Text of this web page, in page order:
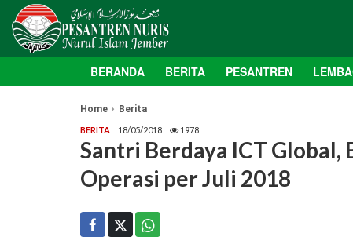
BERANDA BERITA PESANTREN
Home Berita
BERITA 18/05/2018 1978
Santri Berdaya ICT Global,
Operasi per Juli 2018